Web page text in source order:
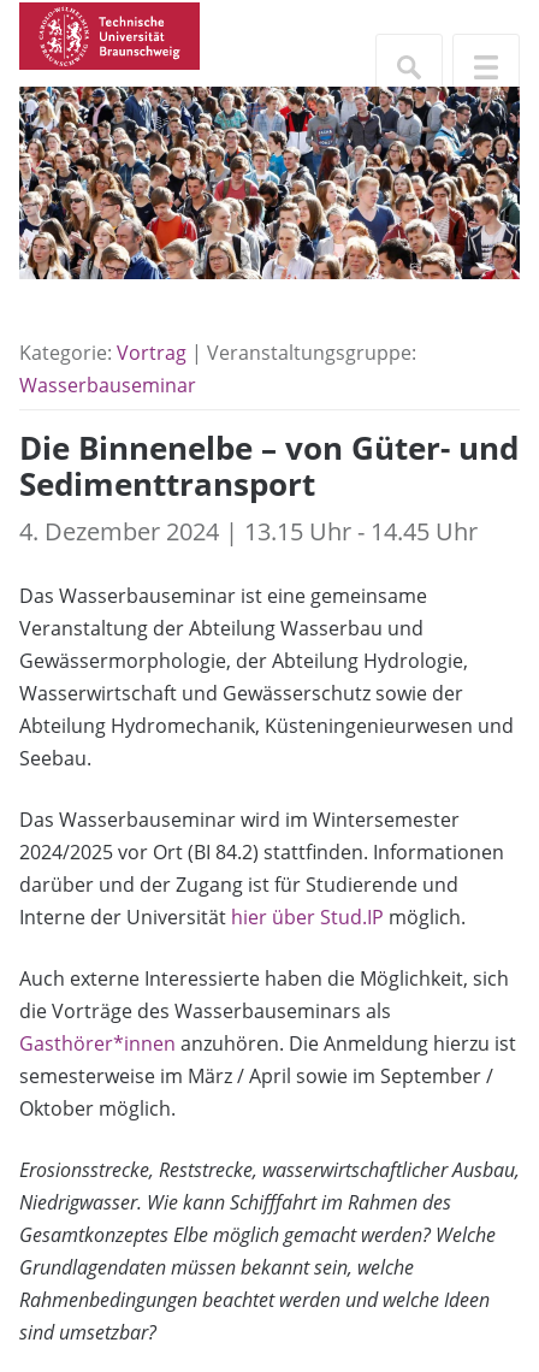
Kategorie: Vortrag | Veranstaltungsgruppe:
Wasserbauseminar
Die Binnenelbe – von Güter- und
Sedimenttransport
4. Dezember 2024 | 13.15 Uhr - 14.45 Uhr
Das Wasserbauseminar ist eine gemeinsame
Veranstaltung der Abteilung Wasserbau und
Gewässermorphologie, der Abteilung Hydrologie,
Wasserwirtschaft und Gewässerschutz sowie der
Abteilung Hydromechanik, Küsteningenieurwesen und
Seebau.
Das Wasserbauseminar wird im Wintersemester
2024/2025 vor Ort (BI 84.2) stattfinden. Informationen
darüber und der Zugang ist für Studierende und
Interne der Universität hier über Stud.IP möglich.
Auch externe Interessierte haben die Möglichkeit, sich
die Vorträge des Wasserbauseminars als
Gasthörer*innen anzuhören. Die Anmeldung hierzu ist
semesterweise im März / April sowie im September /
Oktober möglich.
Erosionsstrecke, Reststrecke, wasserwirtschaftlicher Ausbau,
Niedrigwasser. Wie kann Schifffahrt im Rahmen des
Gesamtkonzeptes Elbe möglich gemacht werden? Welche
Grundlagendaten müssen bekannt sein, welche
Rahmenbedingungen beachtet werden und welche Ideen
sind umsetzbar?